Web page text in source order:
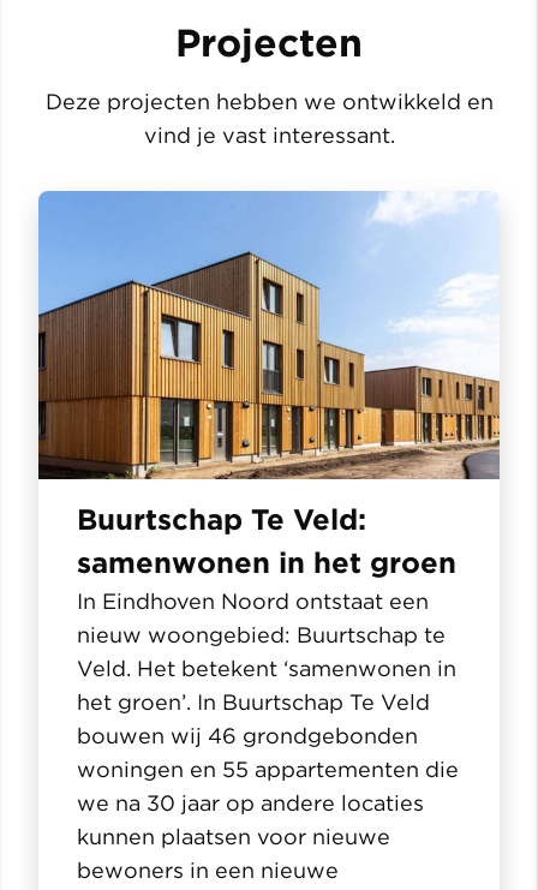
Projecten
Deze projecten hebben we ontwikkeld en
vind je vast interessant.
Buurtschap Te Veld:
samenwonen in het groen
In Eindhoven Noord ontstaat een
nieuw woongebied: Buurtschap te
Veld. Het betekent ‘samenwonen in
het groen’. In Buurtschap Te Veld
bouwen wij 46 grondgebonden
woningen en 55 appartementen die
we na 30 jaar op andere locaties
kunnen plaatsen voor nieuwe
bewoners in een nieuwe